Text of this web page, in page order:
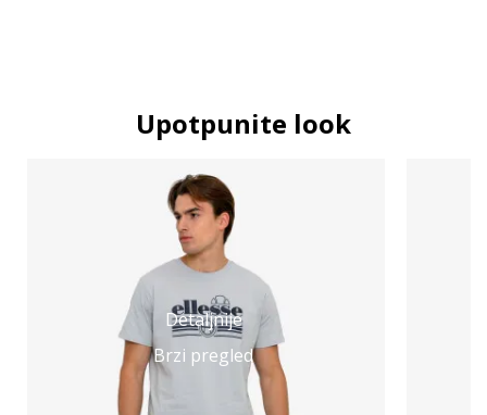
Upotpunite look
Detaljnije
Brzi pregled